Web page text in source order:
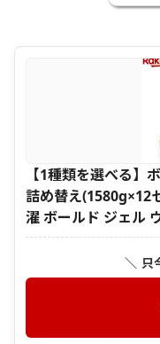
【1種類を選べる】
詰め替え(1580g×12
濯 ボールド ジェル
＼ 只